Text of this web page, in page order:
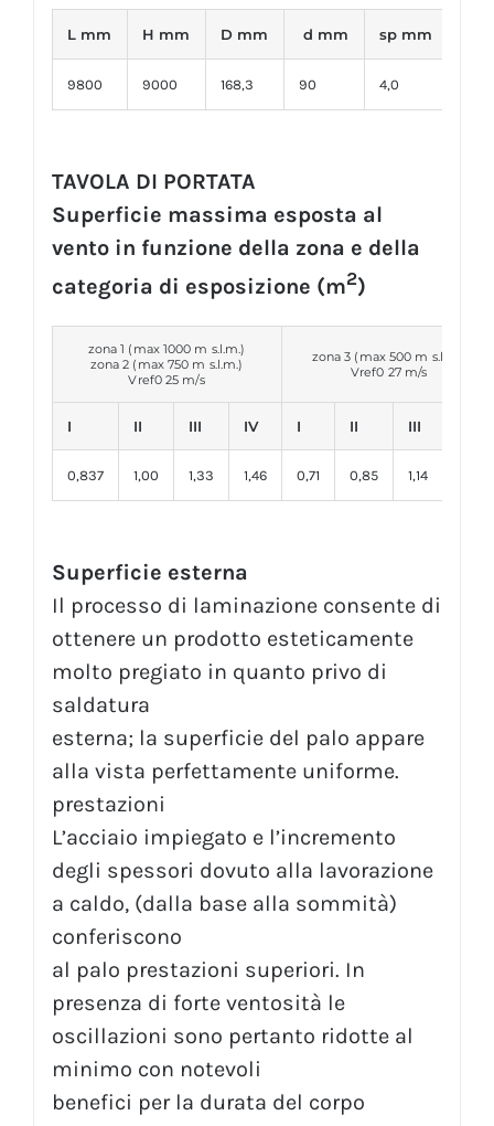
L mm H mm D mm d mm sp mm
9800 9000 168,3 90 4,0
TAVOLA DI PORTATA
Superficie massima esposta al
vento in funzione della zona e della
categoria di esposizione (m2)
zona 1 (max 1000 m s.l.m.)
zona 2 (max 750 m s.l.m.)
Vref0 25 m/s
zona 3 (max 500 m s.l.m.)
Vref0 27 m/s
I II III IV I II III
0,837 1,00 1,33 1,46 0,71 0,85 1,14
Superficie esterna
Il processo di laminazione consente di
ottenere un prodotto esteticamente
molto pregiato in quanto privo di
saldatura
esterna; la superficie del palo appare
alla vista perfettamente uniforme.
prestazioni
L’acciaio impiegato e l’incremento
degli spessori dovuto alla lavorazione
a caldo, (dalla base alla sommità)
conferiscono
al palo prestazioni superiori. In
presenza di forte ventosità le
oscillazioni sono pertanto ridotte al
minimo con notevoli
benefici per la durata del corpo